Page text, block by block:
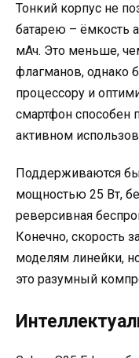
Тонкий корпус не
батарею – ёмкость
мАч. Это меньше,
флагманов, однако
процессору и
смартфон способен
активном
Поддерживаются
мощностью 25 Вт,
реверсивная
Конечно, скорость
моделям линейки,
это разумный